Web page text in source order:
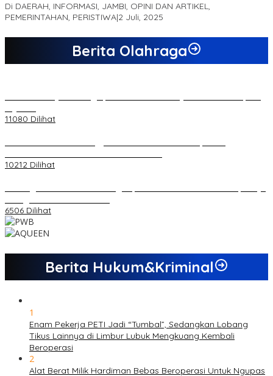
Di DAERAH, INFORMASI, JAMBI, OPINI DAN ARTIKEL,
PEMERINTAHAN, PERISTIWA|2 Juli, 2025
Berita Olahraga
11080 Dilihat
10212 Dilihat
6506 Dilihat
Berita Hukum&Kriminal
1
Enam Pekerja PETI Jadi “Tumbal”, Sedangkan Lobang
Tikus Lainnya di Limbur Lubuk Mengkuang Kembali
Beroperasi
2
Alat Berat Milik Hardiman Bebas Beroperasi Untuk Ngupas